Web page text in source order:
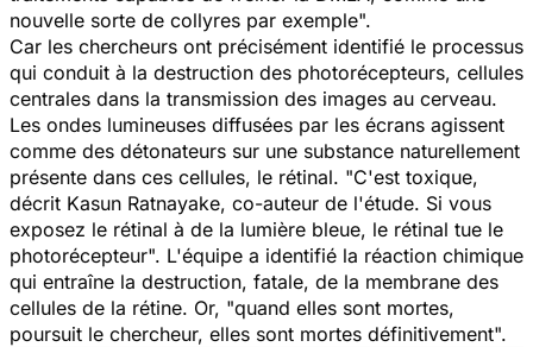
nouvelle sorte de collyres par exemple".
Car les chercheurs ont précisément identifié le processus
qui conduit à la destruction des photorécepteurs, cellules
centrales dans la transmission des images au cerveau.
Les ondes lumineuses diffusées par les écrans agissent
comme des détonateurs sur une substance naturellement
présente dans ces cellules, le rétinal. "C'est toxique,
décrit Kasun Ratnayake, co-auteur de l'étude. Si vous
exposez le rétinal à de la lumière bleue, le rétinal tue le
photorécepteur". L'équipe a identifié la réaction chimique
qui entraîne la destruction, fatale, de la membrane des
cellules de la rétine. Or, "quand elles sont mortes,
poursuit le chercheur, elles sont mortes définitivement".